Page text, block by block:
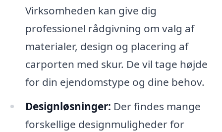
Virksomheden kan give dig
professionel rådgivning om valg af
materialer, design og placering af
carporten med skur. De vil tage højde
for din ejendomstype og dine behov.
Designløsninger: Der findes mange
forskellige designmuligheder for